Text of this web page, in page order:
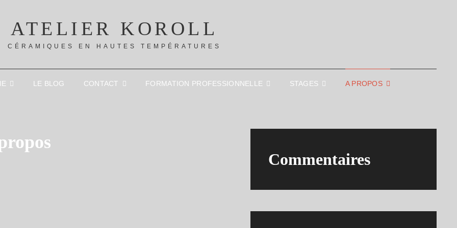
ATELIER KOROLL
CÉRAMIQUES EN HAUTES TEMPÉRATURES
LE BLOG CONTACT FORMATION PROFESSIONNELLE STAGES A PROPOS
Commentaires